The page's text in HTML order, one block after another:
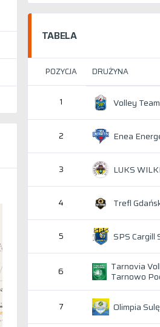
TABELA
POZYCJA DRUŻYNA
1 Volley
2 Enea
3 LUKS
4 Trefl
5 SPS Cargill
6 Tarnovia
Tarnowo
7 Olimpia